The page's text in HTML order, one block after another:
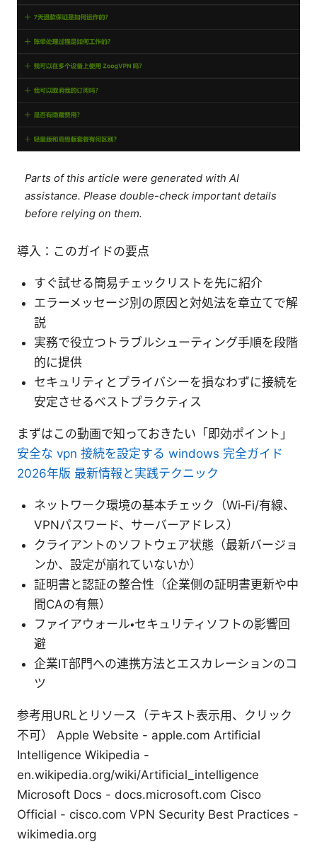
Parts of this article were generated with AI
assistance. Please double-check important details
before relying on them.
導入：このガイドの要点
すぐ試せる簡易チェックリストを先に紹介
エラーメッセージ別の原因と対処法を章立てで解
説
実務で役立つトラブルシューティング手順を段階
的に提供
セキュリティとプライバシーを損なわずに接続を
安定させるベストプラクティス
まずはこの動画で知っておきたい「即効ポイント」
安全な vpn 接続を設定する windows 完全ガイド
2026年版 最新情報と実践テクニック
ネットワーク環境の基本チェック（Wi‑Fi/有線、
VPNパスワード、サーバーアドレス）
クライアントのソフトウェア状態（最新バージョ
ンか、設定が崩れていないか）
証明書と認証の整合性（企業側の証明書更新や中
間CAの有無）
ファイアウォール・セキュリティソフトの影響回
避
企業IT部門への連携方法とエスカレーションのコ
ツ
参考用URLとリソース（テキスト表示用、クリック
不可） Apple Website - apple.com Artificial
Intelligence Wikipedia -
en.wikipedia.org/wiki/Artificial_intelligence
Microsoft Docs - docs.microsoft.com Cisco
Official - cisco.com VPN Security Best Practices -
wikimedia.org